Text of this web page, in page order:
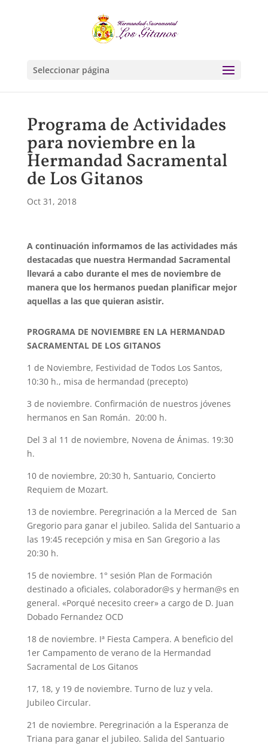
Seleccionar página
Programa de Actividades
para noviembre en la
Hermandad Sacramental
de Los Gitanos
Oct 31, 2018
A continuación informamos de las actividades más
destacadas que nuestra Hermandad Sacramental
llevará a cabo durante el mes de noviembre de
manera que los hermanos puedan planificar mejor
aquellas a las que quieran asistir.
PROGRAMA DE NOVIEMBRE EN LA HERMANDAD
SACRAMENTAL DE LOS GITANOS
1 de Noviembre, Festividad de Todos Los Santos,
10:30 h., misa de hermandad (precepto)
3 de noviembre. Confirmación de nuestros jóvenes
hermanos en San Román. 20:00 h.
Del 3 al 11 de noviembre, Novena de Ánimas. 19:30
h.
10 de noviembre, 20:30 h, Santuario, Concierto
Requiem de Mozart.
13 de noviembre. Peregrinación a la Merced de San
Gregorio para ganar el jubileo. Salida del Santuario a
las 19:45 recepción y misa en San Gregorio a las
20:30 h.
15 de noviembre. 1° sesión Plan de Formación
destinado a oficiales, colaborador@s y herman@s en
general. «Porqué necesito creer» a cargo de D. Juan
Dobado Fernandez OCD
18 de noviembre. Iª Fiesta Campera. A beneficio del
1er Campamento de verano de la Hermandad
Sacramental de Los Gitanos
17, 18, y 19 de noviembre. Turno de luz y vela.
Jubileo Circular.
21 de noviembre. Peregrinación a la Esperanza de
Triana para ganar el jubileo. Salida del Santuario